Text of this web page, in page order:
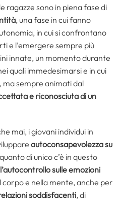
ragazze sono in piena fase di
, una fase in cui fanno
in cui si confrontano
e l’emergere sempre più
innate, un momento durante
quali immedesimarsi e in cui
ma sempre animati dal
e riconosciuta di un
mai, i giovani individui in
autoconsapevolezza su
di unico c’è in questo
l’autocontrollo sulle emozioni
corpo e nella mente, anche per
soddisfacenti, di